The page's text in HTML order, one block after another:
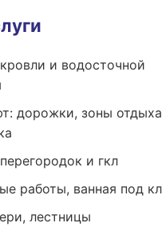
и водосточной
дорожки, зоны
и гкл
работы, ванная под
лестницы